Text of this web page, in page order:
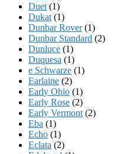
Duet (1)
Dukat (1)
Dunbar Rover(1)
Dunbar Standard (2)
Dunluce (1)
Duquesa (1)
e Schwarze (1)
Earlaine (2)
Early Ohio (1)
Early Rose (2)
Early Vermont (2)
Eba (1)
Echo (1)
Eclata (2)